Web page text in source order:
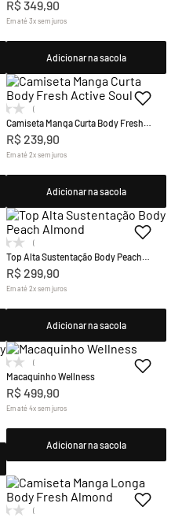
R$349,90
Em até3xsem juros
Adicionar na sacola
(0)
Camiseta Manga Curta Body Fresh
Active Soul
R$239,90
Em até2xsem juros
Adicionar na sacola
(0)
Top Alta Sustentação Body Peach
Almond
R$299,90
Em até2xsem juros
Adicionar na sacola
(0)
Macaquinho Wellness
R$499,90
Em até4xsem juros
Adicionar na sacola
(0)